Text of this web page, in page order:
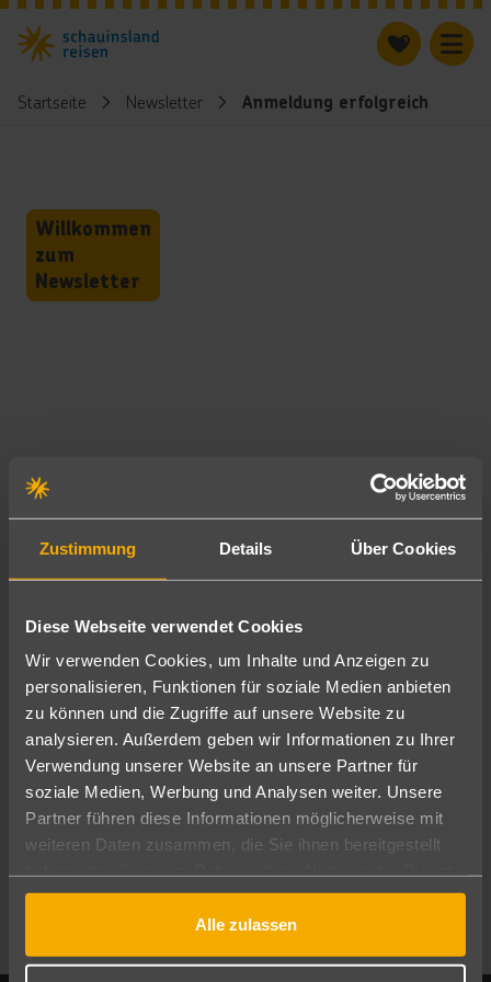
Zustimmung Details Über Cookies
Diese Webseite verwendet Cookies
Wir verwenden Cookies, um Inhalte und Anzeigen zu
personalisieren, Funktionen für soziale Medien anbieten
zu können und die Zugriffe auf unsere Website zu
analysieren. Außerdem geben wir Informationen zu Ihrer
Verwendung unserer Website an unsere Partner für
soziale Medien, Werbung und Analysen weiter. Unsere
Partner führen diese Informationen möglicherweise mit
weiteren Daten zusammen, die Sie ihnen bereitgestellt
gesammelt haben.
Alle zulassen
Startseite Newsletter Anmeldung erfolgreich
Willkommen
zum
Newsletter
Newsletter war erfolgreich!
Ab sofort erhältst du regelmäßig Inspirationen, Angebote und
News zu unseren schönsten Reisezielen.
Deine Vorteile:
Passende Angebote für deinen Traumurlaub
Frühbucherrabatte und Last-Minute-Deals
Insider- und Expertentipps
Gewinnspiele und Verlosungen